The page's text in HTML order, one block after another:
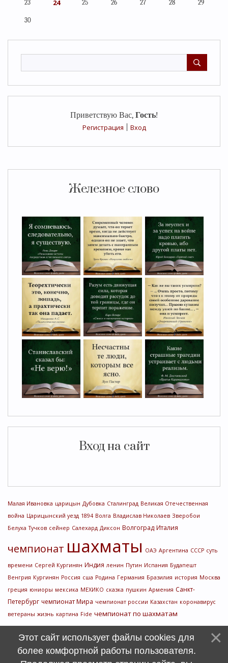
Приветствую Вас, Гость!
Регистрация
Вход
Железное слово
Вход на сайт
Малая Ивановка царицын Дубовка Сталинград Великая Отечественная
война Царицынский уезд 1894 Волга Владислав Николаев Зверобои
Белуха Тучков сейнер Салехард Диксон Волгоград Италия
чемпионат шахматы ОАЭ Аргентина СССР суть
времени Сергей Кургинян Индия ленин Путин Испания Будапешт
Венгрия Кургинян Россия сша Родина Германия Бразилия история Москва
греция юниоры мексика МЕХИКО сказка пушкин Армения Санкт-
Петербург чемпионат Мира чемпионат россии Казахстан коронавирус
ветераны жизнь картина Fide чемпионат по шахматам
23 24 25 26 27 28 29
30
Этот сайт использует файлы cookies для
более комфортной работы пользователя.